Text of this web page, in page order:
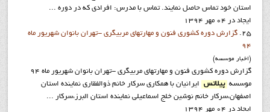
استان خود تماس حاصل نمايند. تماس با مدرس: افرادي که در دوره ...
ایجاد در 04 مهر 1394
25.
گزارش دوره کشوري فنون و مهارتهاي مربيگري -تهران بانوان شهريور ماه
94
(اخبار موسسه)
گزارش دوره کشوري فنون و مهارتهاي مربيگري -تهران بانوان شهريور ماه 94
موسسه
پيلاتس
ايرانيان با همکاري سرکار خانم ذوالفقاري نماينده استان
اصفهان،سرکار خانم نوشين خلج اسماعيلي نماينده استان البرز،سرکار ...
ایجاد در 04 مهر 1394